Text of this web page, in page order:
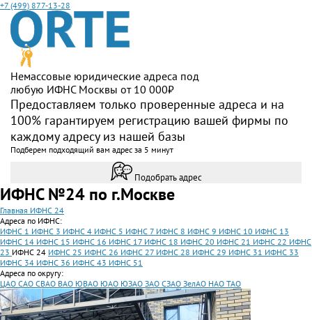
+7 (499) 877-13-28
Немассовые юридические адреса под
любую ИФНС Москвы от 10 000₽
Предоставляем только проверенные адреса и на
100% гарантируем регистрацию вашей фирмы по
каждому адресу из нашей базы
Подберем подходящий вам адрес за 5 минут
Подобрать адрес
ИФНС №24 по г.Москве
Главная ИФНС 24
Адреса по ИФНС:
ИФНС 1 ИФНС 3 ИФНС 4 ИФНС 5 ИФНС 7 ИФНС 8 ИФНС 9 ИФНС 10 ИФНС 13
ИФНС 14 ИФНС 15 ИФНС 16 ИФНС 17 ИФНС 18 ИФНС 20 ИФНС 21 ИФНС 22 ИФНС
23 ИФНС 24 ИФНС 25 ИФНС 26 ИФНС 27 ИФНС 28 ИФНС 29 ИФНС 31 ИФНС 33
ИФНС 34 ИФНС 36 ИФНС 43 ИФНС 51
Адреса по округу:
ЦАО САО СВАО ВАО ЮВАО ЮАО ЮЗАО ЗАО СЗАО ЗелАО НАО ТАО